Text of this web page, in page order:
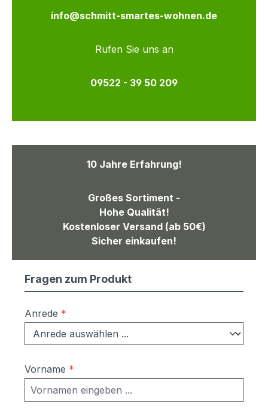
info@schmitt-smartes-wohnen.de
Rufen Sie uns an
09522 - 39 50 209
10 Jahre Erfahrung!
Großes Sortiment -
Hohe Qualität!
Kostenloser Versand (ab 50€)
Sicher einkaufen!
Fragen zum Produkt
Anrede *
Vorname *